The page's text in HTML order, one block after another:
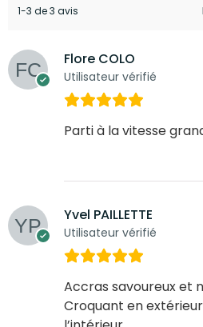
1-3 de 3 avis
Flore COLO
Utilisateur vérifié
Parti à la vitesse
Yvel PAILLETTE
Utilisateur vérifié
Accras savoureux et
Croquant en